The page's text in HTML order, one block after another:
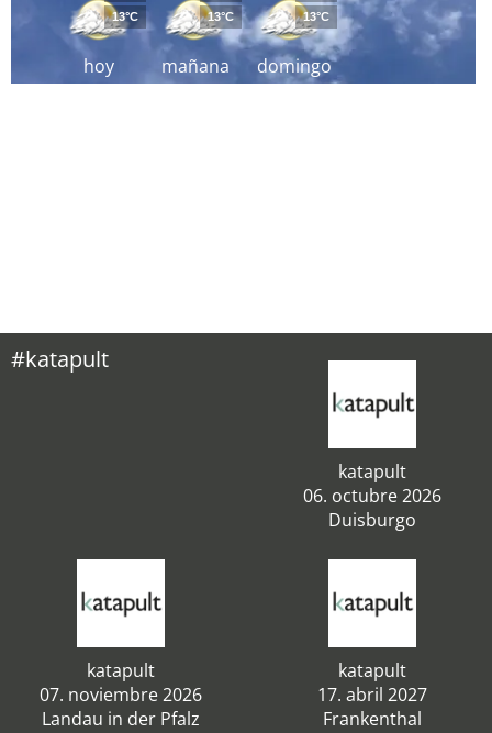
hoy
13°C
mañana
13°C
domingo
13°C
#katapult
katapult
06. octubre 2026
Duisburgo
katapult
07. noviembre 2026
Landau in der Pfalz
katapult
17. abril 2027
Frankenthal